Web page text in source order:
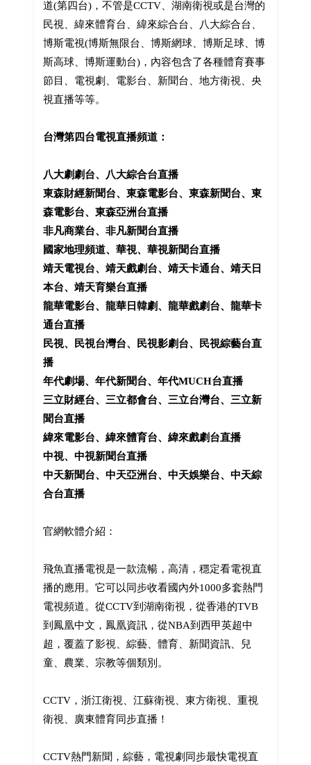
道(第四台)，不管是CCTV、湖南衛視或是台灣的
民視、緯來體育台、緯來綜合台、八大綜合台、
博斯電視(博斯無限台、博斯網球、博斯足球、博
斯高球、博斯運動台)，內容包含了各種體育賽事
節目、電視劇、電影台、新聞台、地方衛視、央
視直播等等。
台灣第四台電視直播頻道：
八大劇劇台、八大綜合台直播
東森財經新聞台、東森電影台、東森新聞台、東
森電影台、東森亞洲台直播
非凡商業台、非凡新聞台直播
國家地理頻道、華視、華視新聞台直播
靖天電視台、靖天戲劇台、靖天卡通台、靖天日
本台、靖天育樂台直播
龍華電影台、龍華日韓劇、龍華戲劇台、龍華卡
通台直播
民視、民視台灣台、民視影劇台、民視綜藝台直
播
年代劇場、年代新聞台、年代MUCH台直播
三立財經台、三立都會台、三立台灣台、三立新
聞台直播
緯來電影台、緯來體育台、緯來戲劇台直播
中視、中視新聞台直播
中天新聞台、中天亞洲台、中天娛樂台、中天綜
合台直播
官網軟體介紹：
飛魚直播電視是一款流暢，高清，穩定看電視直
播的應用。它可以同步收看國內外1000多套熱門
電視頻道。從CCTV到湖南衛視，從香港的TVB
到鳳凰中文，鳳凰資訊，從NBA到西甲英超中
超，覆蓋了影視、綜藝、體育、新聞資訊、兒
童、農業、宗教等個類別。
CCTV，浙江衛視、江蘇衛視、東方衛視、重視
衛視、廣東體育同步直播！
CCTV熱門新聞，綜藝，電視劇同步最快電視直